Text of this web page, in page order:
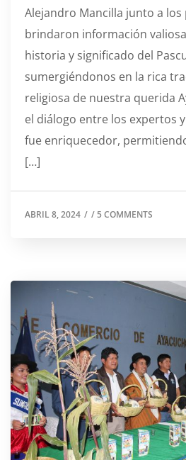
Alejandro Mancilla junto a los
brindaron información
historia y significado del
sumergiéndonos en la rica
religiosa de nuestra querida
el diálogo entre los expertos
fue enriquecedor,
[…]
ABRIL 8, 2024 / /5 COMMENTS